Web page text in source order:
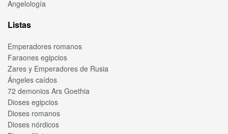
Angelología
Listas
Emperadores romanos
Faraones egipcios
Zares y Emperadores de Rusia
Ángeles caídos
72 demonios Ars Goethia
Dioses egipcios
Dioses romanos
Dioses nórdicos